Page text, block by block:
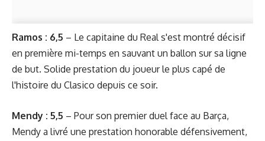
Ramos : 6,5 – Le capitaine du Real s'est montré décisif
en première mi-temps en sauvant un ballon sur sa ligne
de but. Solide prestation du joueur le plus capé de
l'histoire du Clasico depuis ce soir.
Mendy : 5,5 – Pour son premier duel face au Barça,
Mendy a livré une prestation honorable défensivement,